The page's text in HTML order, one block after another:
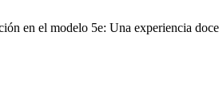
el modelo 5e: Una experiencia